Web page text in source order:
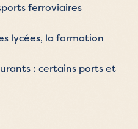
ferroviaires
lycées, la formation
: certains ports et